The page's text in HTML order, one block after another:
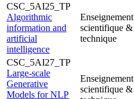
CSC_5AI25_TP
Algorithmic
information and
artificial
intelligence
Enseignement
scientifique &
technique
CSC_5AI27_TP
Large-scale
Generative
Models for NLP
Enseignement
scientifique &